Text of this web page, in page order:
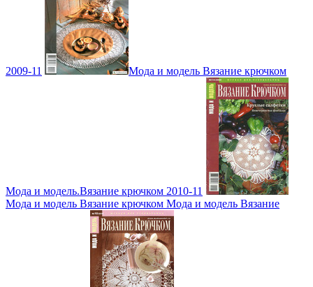
2009-11 Мода и модель Вязание крючком
Мода и модель.Вязание крючком 2010-11
Мода и модель Вязание крючком Мода и модель Вязание